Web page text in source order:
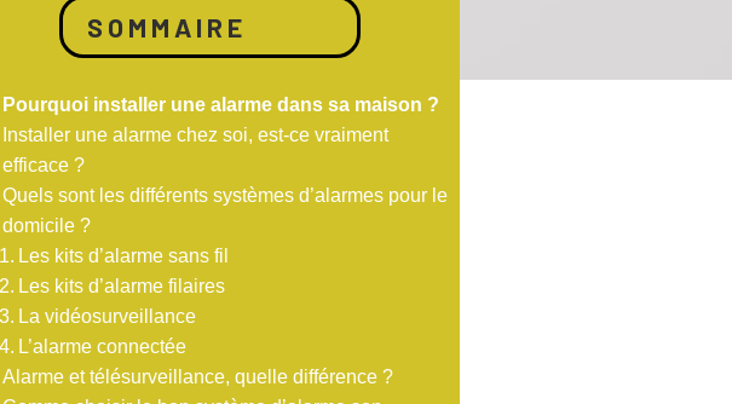
SOMMAIRE
Pourquoi installer une alarme dans sa maison ?
Installer une alarme chez soi, est-ce vraiment
efficace ?
Quels sont les différents systèmes d’alarmes pour le
domicile ?
Les kits d’alarme sans fil
Les kits d’alarme filaires
La vidéosurveillance
L’alarme connectée
Alarme et télésurveillance, quelle différence ?